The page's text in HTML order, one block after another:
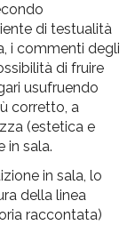
di testualità
i commenti degli
di fruire
usufruendo
corretto, a
(estetica e
in sala.
in sala, lo
della linea
raccontata)